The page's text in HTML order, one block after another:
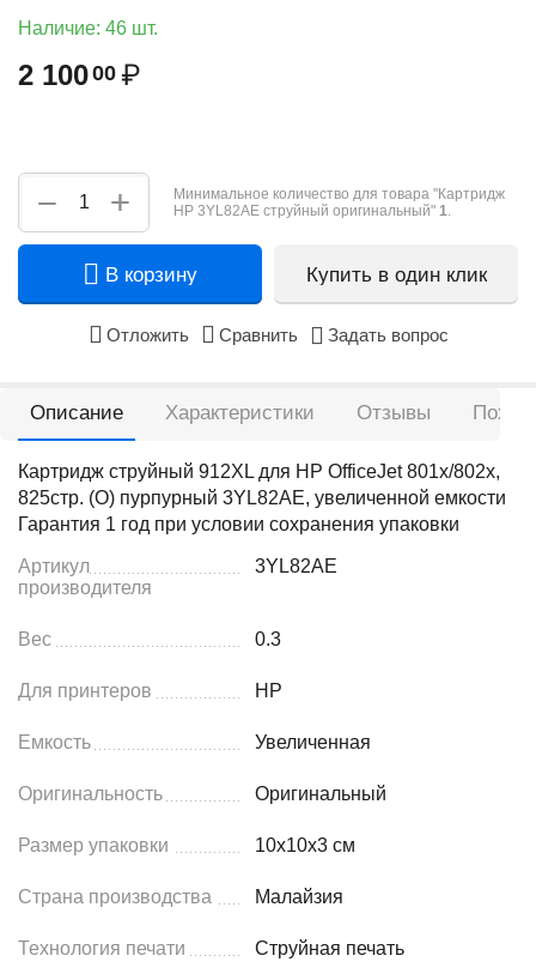
Наличие: 46 шт.
2 10000 ₽
+
−
Минимальное количество для товара "Картридж
HP 3YL82AE струйный оригинальный" 1.
В корзину Купить в один клик
Отложить Сравнить Задать вопрос
Описание Характеристики Отзывы
Картридж струйный 912XL для HP OfficeJet 801x/802x,
825стр. (О) пурпурный 3YL82AE, увеличенной емкости
Гарантия 1 год при условии сохранения упаковки
Артикул
производителя
3YL82AE
Вес 0.3
Для принтеров HP
Емкость Увеличенная
Оригинальность Оригинальный
Размер упаковки 10x10x3 см
Страна производства Малайзия
Технология печати Струйная печать